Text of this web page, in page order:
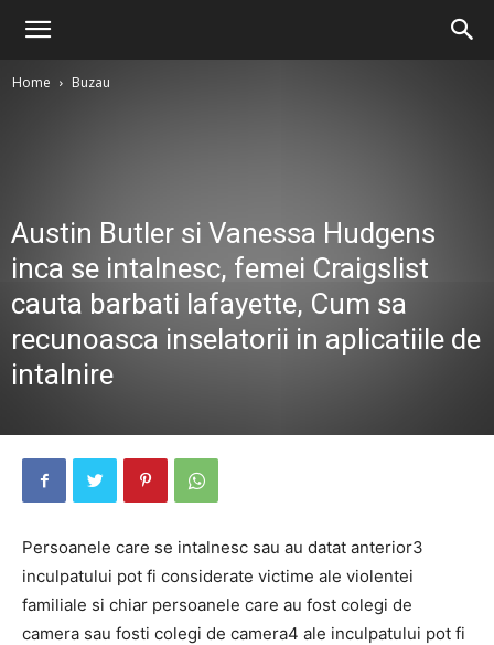
Home Buzau
Austin Butler si Vanessa Hudgens
inca se intalnesc, femei Craigslist
cauta barbati lafayette, Cum sa
recunoasca inselatorii in aplicatiile de
intalnire
Persoanele care se intalnesc sau au datat anterior3
inculpatului pot fi considerate victime ale violentei
familiale si chiar persoanele care au fost colegi de
camera sau fosti colegi de camera4 ale inculpatului pot fi